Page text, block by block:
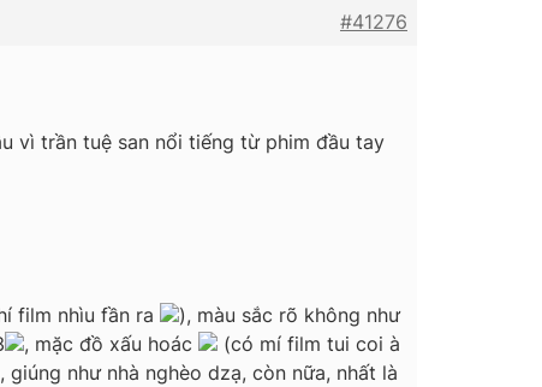
#41276
vì trần tuệ san nổi tiếng từ phim đầu tay
film nhìu fần ra
), màu sắc rõ không như
, mặc đồ xấu hoác
(có mí film tui coi à
như nhà nghèo dzạ, còn nữa, nhất là